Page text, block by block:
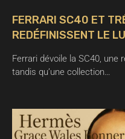
FERRARI SC40 ET
REDÉFINISSENT LE
Ferrari dévoile la SC40, une
tandis qu’une collection…